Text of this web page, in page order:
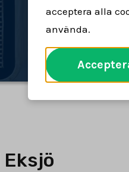
acceptera alla
använda.